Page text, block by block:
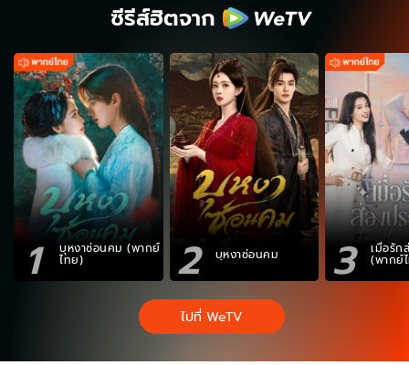
ซีรีส์ฮิตจาก
1 บุหงาซ่อนคม (พากย์
ไทย) 2 บุหงาซ่อนคม 3 เมื่อรัก
(พากย์
ไปที่ WeTV